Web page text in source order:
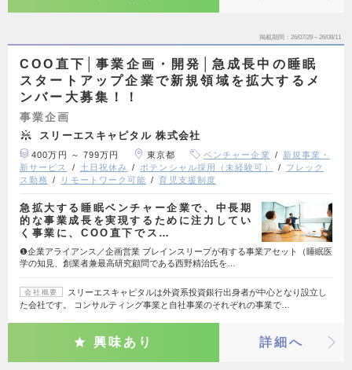
掲載期間 26/07/29～26/08/11
COO直下│事業企画・開発│急成長中の睡眠
スタートアップ企業で新規領域を拡大するメ
ンバー大募集！！
事業企画
スリーエスキャピタル 株式会社
400万円 ～ 799万円 東京都 ベンチャー企業
新規事業・
新サービス
土日祝休み ポテンシャル採用（未経験可）
フレック
ス勤務
リモートワーク可能 育児支援制度
急拡大する睡眠ベンチャー企業で、中長期
的な事業成長を実現するために注力してい
く事業に、COO直下でス…
❶企業アライアンス／企画営業 ブレインスリープが有する事業アセット（睡眠医
学の知見、創業者兼最高研究顧問である西野精治氏を…
会社概要
スリーエスキャピタルは外資系投資銀行出身者が中心となり設立し
た会社です。 コンサルティング事業と自社事業のそれぞれの事業で…
興味あり 詳細へ